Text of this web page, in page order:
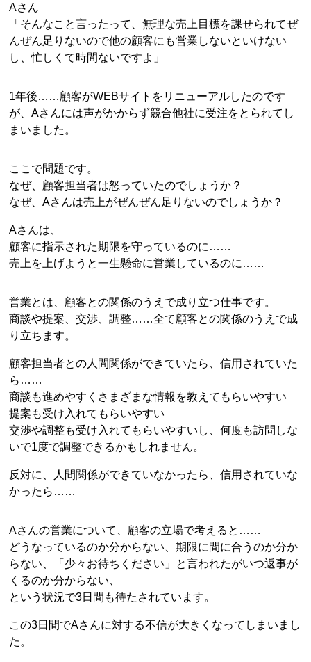
Aさん
「そんなこと言ったって、無理な売上目標を課せられてぜ
んぜん足りないので他の顧客にも営業しないといけない
し、忙しくて時間ないですよ」
1年後……顧客がWEBサイトをリニューアルしたのです
が、Aさんには声がかからず競合他社に受注をとられてし
まいました。
ここで問題です。
なぜ、顧客担当者は怒っていたのでしょうか？
なぜ、Aさんは売上がぜんぜん足りないのでしょうか？
Aさんは、
顧客に指示された期限を守っているのに……
売上を上げようと一生懸命に営業しているのに……
営業とは、顧客との関係のうえで成り立つ仕事です。
商談や提案、交渉、調整……全て顧客との関係のうえで成
り立ちます。
顧客担当者との人間関係ができていたら、信用されていた
ら……
商談も進めやすくさまざまな情報を教えてもらいやすい
提案も受け入れてもらいやすい
交渉や調整も受け入れてもらいやすいし、何度も訪問しな
いで1度で調整できるかもしれません。
反対に、人間関係ができていなかったら、信用されていな
かったら……
Aさんの営業について、顧客の立場で考えると……
どうなっているのか分からない、期限に間に合うのか分か
らない、「少々お待ちください」と言われたがいつ返事が
くるのか分からない、
という状況で3日間も待たされています。
この3日間でAさんに対する不信が大きくなってしまいまし
た。